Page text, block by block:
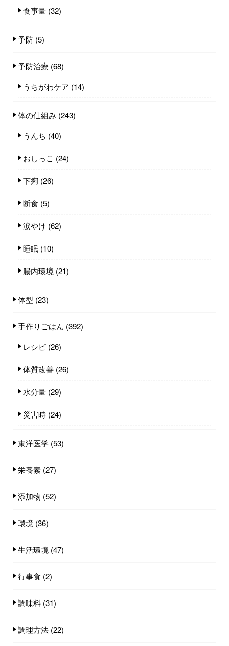
食事量 (32)
予防 (5)
予防治療 (68)
うちがわケア (14)
体の仕組み (243)
うんち (40)
おしっこ (24)
下痢 (26)
断食 (5)
涙やけ (62)
睡眠 (10)
腸内環境 (21)
体型 (23)
手作りごはん (392)
レシピ (26)
体質改善 (26)
水分量 (29)
災害時 (24)
東洋医学 (53)
栄養素 (27)
添加物 (52)
環境 (36)
生活環境 (47)
行事食 (2)
調味料 (31)
調理方法 (22)